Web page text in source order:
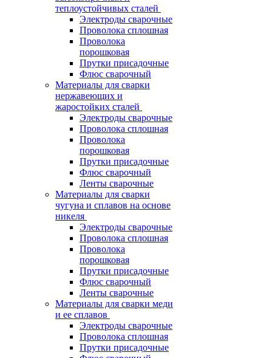
теплоустойчивых сталей
Электроды сварочные
Проволока сплошная
Проволока
порошковая
Прутки присадочные
Флюс сварочный
Материалы для сварки
нержавеющих и
жаростойких сталей
Электроды сварочные
Проволока сплошная
Проволока
порошковая
Прутки присадочные
Флюс сварочный
Ленты сварочные
Материалы для сварки
чугуна и сплавов на основе
никеля
Электроды сварочные
Проволока сплошная
Проволока
порошковая
Прутки присадочные
Флюс сварочный
Ленты сварочные
Материалы для сварки меди
и ее сплавов
Электроды сварочные
Проволока сплошная
Прутки присадочные